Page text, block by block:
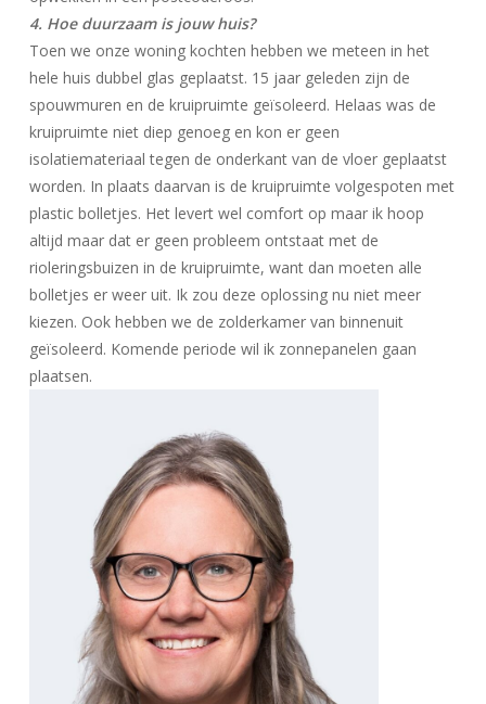
4. Hoe duurzaam is jouw huis?
Toen we onze woning kochten hebben we meteen in het
hele huis dubbel glas geplaatst. 15 jaar geleden zijn de
spouwmuren en de kruipruimte geïsoleerd. Helaas was de
kruipruimte niet diep genoeg en kon er geen
isolatiemateriaal tegen de onderkant van de vloer geplaatst
worden. In plaats daarvan is de kruipruimte volgespoten met
plastic bolletjes. Het levert wel comfort op maar ik hoop
altijd maar dat er geen probleem ontstaat met de
rioleringsbuizen in de kruipruimte, want dan moeten alle
bolletjes er weer uit. Ik zou deze oplossing nu niet meer
kiezen. Ook hebben we de zolderkamer van binnenuit
geïsoleerd. Komende periode wil ik zonnepanelen gaan
plaatsen.